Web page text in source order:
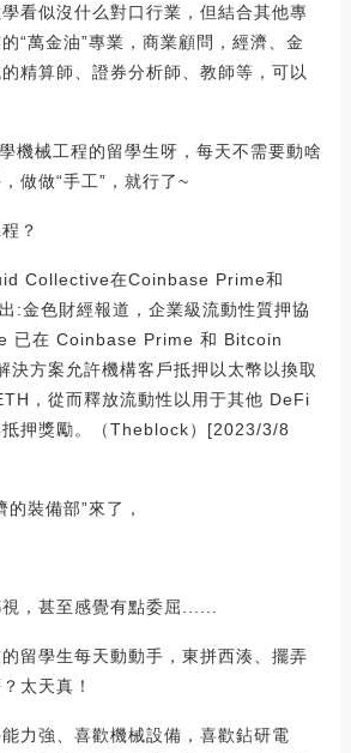
看似沒什么對口行業，但結合其他專
“萬金油”專業，商業顧問，經濟、金
精算師、證券分析師、教師等，可以
機械工程的留學生呀，每天不需要動啥
做做“手工”，就行了~
？
Collective在Coinbase Prime和
:金色財經報道，企業級流動性質押協
已在 Coinbase Prime 和 Bitcoin
決方案允許機構客戶抵押以太幣以換取
，從而釋放流動性以用于其他 DeFi
押獎勵。（Theblock）[2023/3/8
裝備部”來了，
，甚至感覺有點委屈......
留學生每天動動手，東拼西湊、擺弄
太天真！
力強、喜歡機械設備，喜歡鉆研電